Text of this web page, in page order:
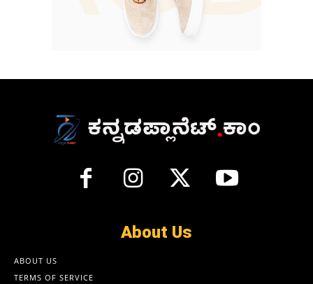
About Us
ABOUT US
TERMS OF SERVICE